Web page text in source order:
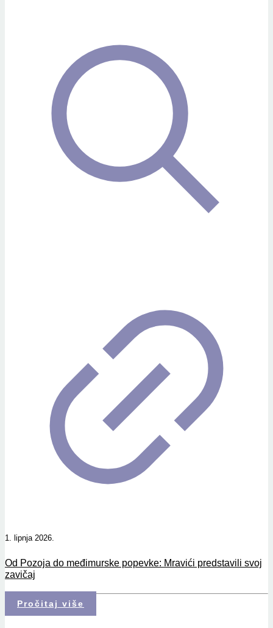
1. lipnja 2026.
Od Pozoja do međimurske popevke: Mravići predstavili svoj
zavičaj
Pročitaj više